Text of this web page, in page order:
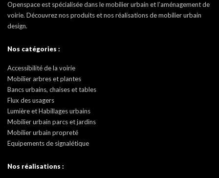
Openspace est spécialisée dans le mobilier urbain et l’aménagement de
voirie. Découvrez nos produits et nos réalisations de mobilier urbain
design.
Nos catégories :
Accessibilité de la voirie
Mobilier arbres et plantes
Bancs urbains, chaises et tables
Flux des usagers
Lumière et Habillages urbains
Mobilier urbain parcs et jardins
Mobilier urbain propreté
Equipements de signalétique
Nos réalisations :